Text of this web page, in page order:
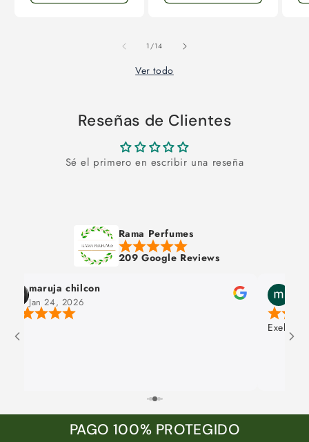
1/de
14
Ver todo
Reseñas de Clientes
Sé el primero en escribir una reseña
Rama Perfumes
209 Google Reviews
maruja chilcon
Jan 24, 2026
PAGO 100% PROTEGIDO